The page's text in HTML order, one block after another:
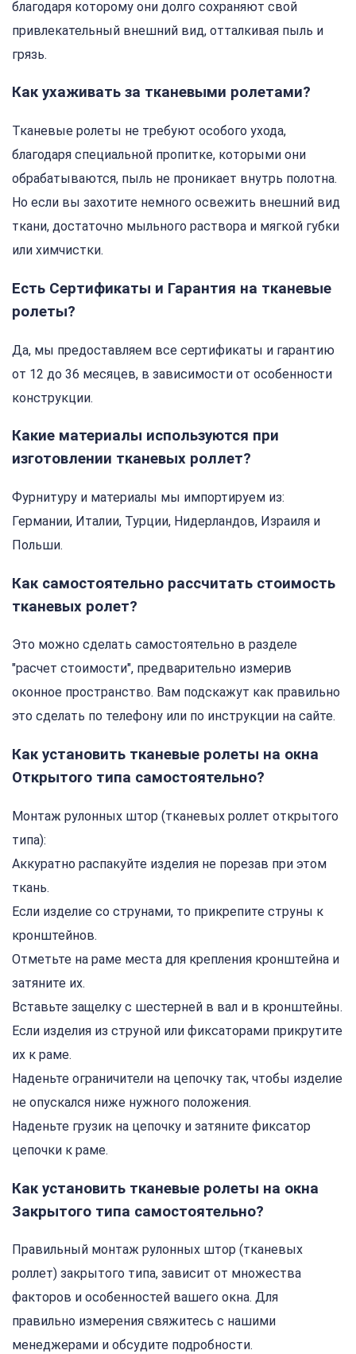
благодаря которому они долго сохраняют свой
привлекательный внешний вид, отталкивая пыль и
грязь.
Как ухаживать за тканевыми ролетами?
Тканевые ролеты не требуют особого ухода,
благодаря специальной пропитке, которыми они
обрабатываются, пыль не проникает внутрь полотна.
Но если вы захотите немного освежить внешний вид
ткани, достаточно мыльного раствора и мягкой губки
или химчистки.
Есть Сертификаты и Гарантия на тканевые
ролеты?
Да, мы предоставляем все сертификаты и гарантию
от 12 до 36 месяцев, в зависимости от особенности
конструкции.
Какие материалы используются при
изготовлении тканевых роллет?
Фурнитуру и материалы мы импортируем из:
Германии, Италии, Турции, Нидерландов, Израиля и
Польши.
Как самостоятельно рассчитать стоимость
тканевых ролет?
Это можно сделать самостоятельно в разделе
"расчет стоимости", предварительно измерив
оконное пространство. Вам подскажут как правильно
это сделать по телефону или по инструкции на сайте.
Как установить тканевые ролеты на окна
Открытого типа самостоятельно?
Монтаж рулонных штор (тканевых роллет открытого
типа):
Аккуратно распакуйте изделия не порезав при этом
ткань.
Если изделие со струнами, то прикрепите струны к
кронштейнов.
Отметьте на раме места для крепления кронштейна и
затяните их.
Вставьте защелку с шестерней в вал и в кронштейны.
Если изделия из струной или фиксаторами прикрутите
их к раме.
Наденьте ограничители на цепочку так, чтобы изделие
не опускался ниже нужного положения.
Наденьте грузик на цепочку и затяните фиксатор
цепочки к раме.
Как установить тканевые ролеты на окна
Закрытого типа самостоятельно?
Правильный монтаж рулонных штор (тканевых
роллет) закрытого типа, зависит от множества
факторов и особенностей вашего окна. Для
правильно измерения свяжитесь с нашими
менеджерами и обсудите подробности.